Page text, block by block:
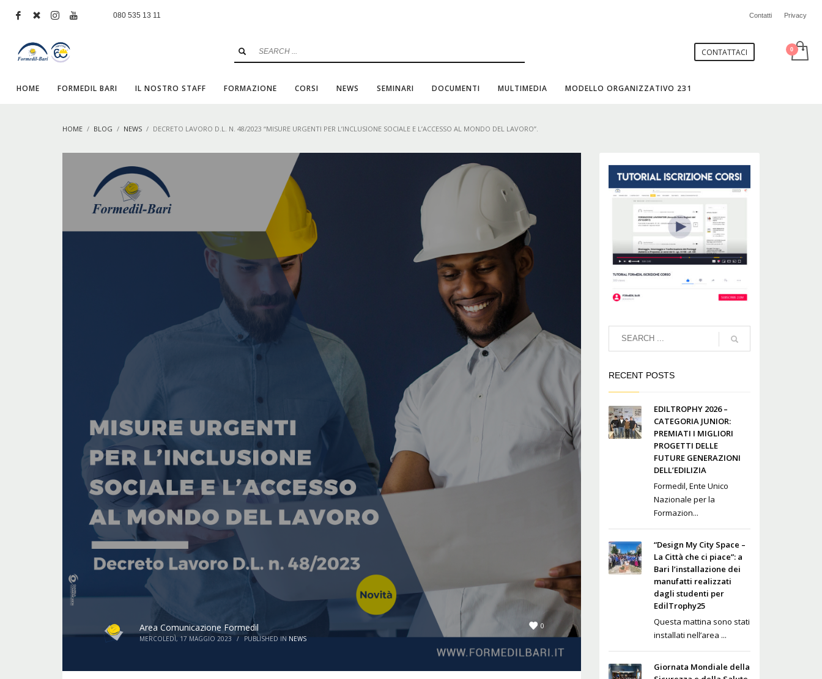
080 535 13 11 Contatti Privacy
CONTATTACI
HOME FORMEDIL BARI IL NOSTRO STAFF FORMAZIONE CORSI NEWS SEMINARI DOCUMENTI MULTIMEDIA MODELLO ORGANIZZATIVO 231
HOME BLOG NEWS DECRETO LAVORO D.L. N. 48/2023 “MISURE URGENTI PER L’INCLUSIONE SOCIALE E L’ACCESSO AL MONDO DEL LAVORO”.
0
Area Comunicazione Formedil
MERCOLEDÌ, 17 MAGGIO 2023 / PUBLISHED IN NEWS
RECENT POSTS
EDILTROPHY 2026 –
CATEGORIA JUNIOR:
PREMIATI I MIGLIORI
PROGETTI DELLE
FUTURE GENERAZIONI
DELL’EDILIZIA
Formedil, Ente Unico
Nazionale per la
Formazion...
“Design My City Space –
La Città che ci piace”: a
Bari l’installazione dei
manufatti realizzati
dagli studenti per
EdilTrophy25
Questa mattina sono stati
installati nell’area ...
Giornata Mondiale della